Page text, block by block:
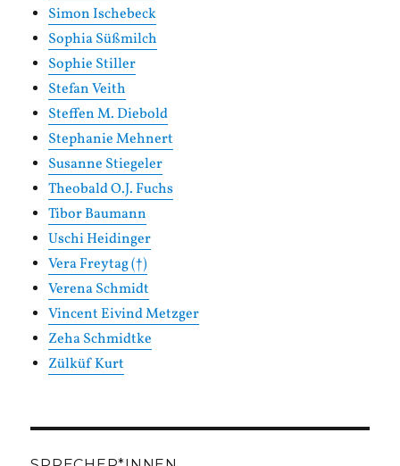
Simon Ischebeck
Sophia Süßmilch
Sophie Stiller
Stefan Veith
Steffen M. Diebold
Stephanie Mehnert
Susanne Stiegeler
Theobald O.J. Fuchs
Tibor Baumann
Uschi Heidinger
Vera Freytag (†)
Verena Schmidt
Vincent Eivind Metzger
Zeha Schmidtke
Zülküf Kurt